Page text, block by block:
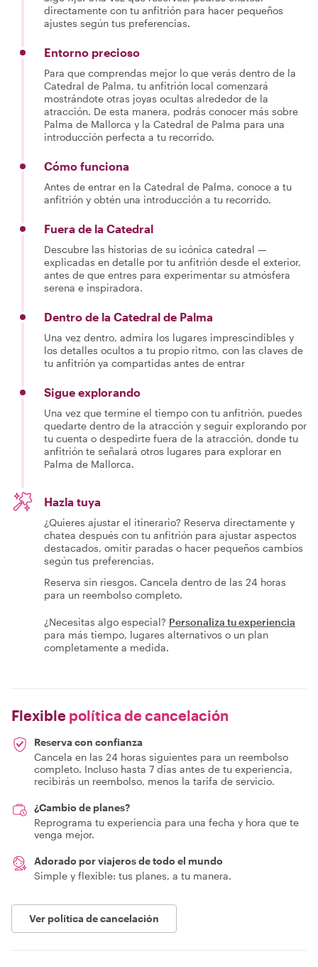
directamente con tu anfitrión para hacer pequeños
ajustes según tus preferencias.
Entorno precioso
Para que comprendas mejor lo que verás dentro de la
Catedral de Palma, tu anfitrión local comenzará
mostrándote otras joyas ocultas alrededor de la
atracción. De esta manera, podrás conocer más sobre
Palma de Mallorca y la Catedral de Palma para una
introducción perfecta a tu recorrido.
Cómo funciona
Antes de entrar en la Catedral de Palma, conoce a tu
anfitrión y obtén una introducción a tu recorrido.
Fuera de la Catedral
Descubre las historias de su icónica catedral —
explicadas en detalle por tu anfitrión desde el exterior,
antes de que entres para experimentar su atmósfera
serena e inspiradora.
Dentro de la Catedral de Palma
Una vez dentro, admira los lugares imprescindibles y
los detalles ocultos a tu propio ritmo, con las claves de
tu anfitrión ya compartidas antes de entrar
Sigue explorando
Una vez que termine el tiempo con tu anfitrión, puedes
quedarte dentro de la atracción y seguir explorando por
tu cuenta o despedirte fuera de la atracción, donde tu
anfitrión te señalará otros lugares para explorar en
Palma de Mallorca.
Hazla tuya
¿Quieres ajustar el itinerario? Reserva directamente y
chatea después con tu anfitrión para ajustar aspectos
destacados, omitir paradas o hacer pequeños cambios
según tus preferencias.
Reserva sin riesgos. Cancela dentro de las 24 horas
para un reembolso completo.
¿Necesitas algo especial? Personaliza tu experiencia
para más tiempo, lugares alternativos o un plan
completamente a medida.
Flexible política de cancelación
Reserva con confianza
Cancela en las 24 horas siguientes para un reembolso
completo. Incluso hasta 7 días antes de tu experiencia,
recibirás un reembolso, menos la tarifa de servicio.
¿Cambio de planes?
Reprograma tu experiencia para una fecha y hora que te
venga mejor.
Adorado por viajeros de todo el mundo
Simple y flexible: tus planes, a tu manera.
Ver política de cancelación